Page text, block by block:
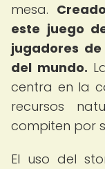
mesa.
este juego
jugadores
del mundo.
centra en la
recursos
compiten por
El uso del